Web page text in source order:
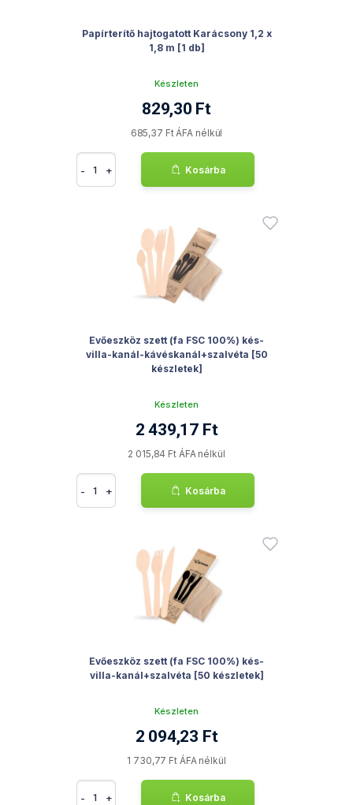
Papírterítő hajtogatott Karácsony 1,2 x
1,8 m [1 db]
Készleten
829,30 Ft
685,37 Ft ÁFA nélkül
- + Kosárba
Evőeszköz szett (fa FSC 100%) kés-
villa-kanál-kávéskanál+szalvéta [50
készletek]
Készleten
2 439,17 Ft
2 015,84 Ft ÁFA nélkül
- + Kosárba
Evőeszköz szett (fa FSC 100%) kés-
villa-kanál+szalvéta [50 készletek]
Készleten
2 094,23 Ft
1 730,77 Ft ÁFA nélkül
- + Kosárba